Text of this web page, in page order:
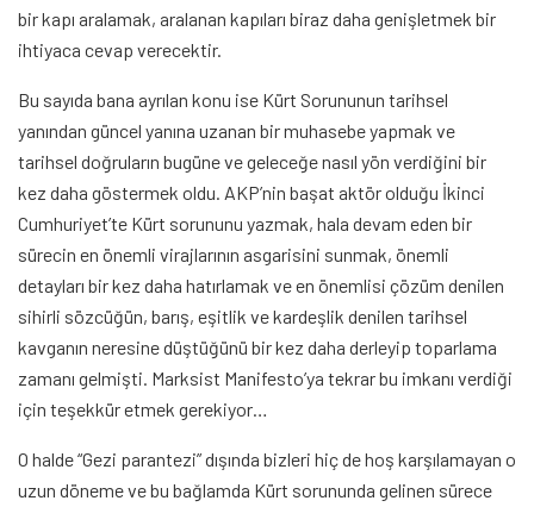
bir kapı aralamak, aralanan kapıları biraz daha genişletmek bir
ihtiyaca cevap verecektir.
Bu sayıda bana ayrılan konu ise Kürt Sorununun tarihsel
yanından güncel yanına uzanan bir muhasebe yapmak ve
tarihsel doğruların bugüne ve geleceğe nasıl yön verdiğini bir
kez daha göstermek oldu. AKP’nin başat aktör olduğu İkinci
Cumhuriyet’te Kürt sorununu yazmak, hala devam eden bir
sürecin en önemli virajlarının asgarisini sunmak, önemli
detayları bir kez daha hatırlamak ve en önemlisi çözüm denilen
sihirli sözcüğün, barış, eşitlik ve kardeşlik denilen tarihsel
kavganın neresine düştüğünü bir kez daha derleyip toparlama
zamanı gelmişti. Marksist Manifesto’ya tekrar bu imkanı verdiği
için teşekkür etmek gerekiyor…
O halde “Gezi parantezi” dışında bizleri hiç de hoş karşılamayan o
uzun döneme ve bu bağlamda Kürt sorununda gelinen sürece